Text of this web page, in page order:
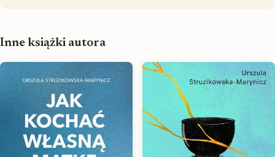
Inne książki autora